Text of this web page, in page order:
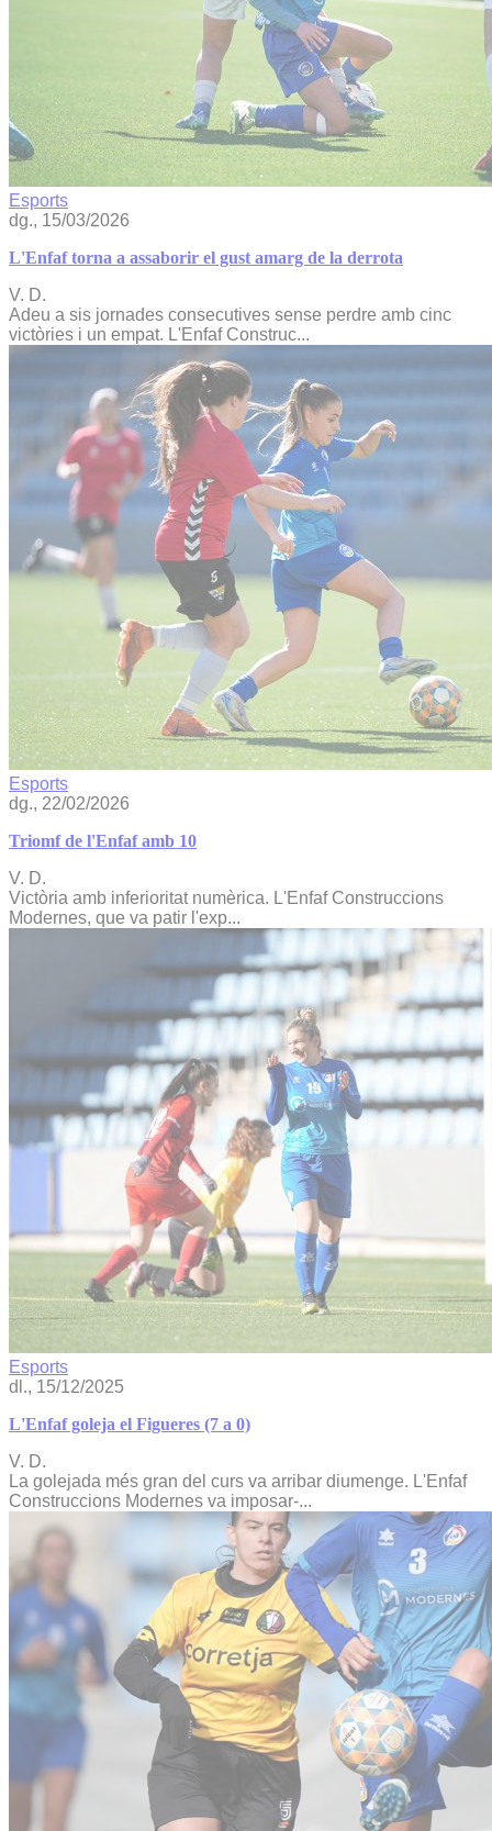
Esports
dg., 15/03/2026
L'Enfaf torna a assaborir el gust amarg de la derrota
V. D.
Adeu a sis jornades consecutives sense perdre amb cinc
victòries i un empat. L'Enfaf Construc...
Esports
dg., 22/02/2026
Triomf de l'Enfaf amb 10
V. D.
Victòria amb inferioritat numèrica. L'Enfaf Construccions
Modernes, que va patir l'exp...
Esports
dl., 15/12/2025
L'Enfaf goleja el Figueres (7 a 0)
V. D.
La golejada més gran del curs va arribar diumenge. L'Enfaf
Construccions Modernes va imposar-...